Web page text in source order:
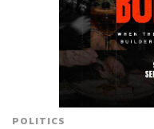
POLITICS